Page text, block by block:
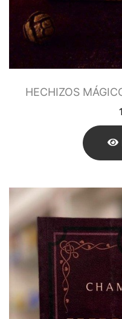
Hadas
Inciensos Mágicos
Instrumentos para el
Libros y Agendas
Llamadores de
Angeles y Arcángeles
Mano de Fátima y
Turco
Meditación
Nueva Colección
Para Atraer La Suerte
Para El Amor
HECHIZOS